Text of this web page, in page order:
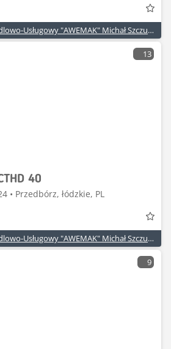
Zakład Produkcyjno-Handlowo-Usługowy "AWEMAK" Michał Szczuraszek
13
40
• Przedbórz, łódzkie, PL
Zakład Produkcyjno-Handlowo-Usługowy "AWEMAK" Michał Szczuraszek
9